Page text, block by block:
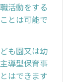
活動をする
とは可能で
も園又は幼
導型保育事
はできます